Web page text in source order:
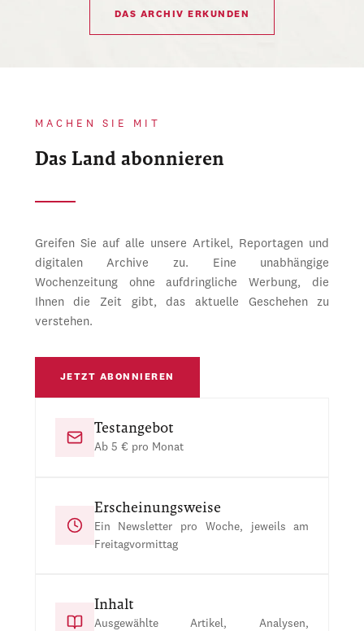
DAS ARCHIV ERKUNDEN
MACHEN SIE MIT
Das Land abonnieren
Greifen Sie auf alle unsere Artikel, Reportagen und
digitalen Archive zu. Eine unabhängige
Wochenzeitung ohne aufdringliche Werbung, die
Ihnen die Zeit gibt, das aktuelle Geschehen zu
verstehen.
JETZT ABONNIEREN
Testangebot
Ab 5 € pro Monat
Erscheinungsweise
Ein Newsletter pro Woche, jeweils am
Freitagvormittag
Inhalt
Ausgewählte Artikel, Analysen,